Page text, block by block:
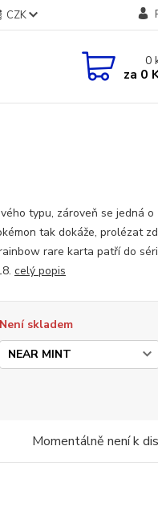
CZK
0
za 0
typu, zároveň se jedná o
tak dokáže, prolézat
rare karta patří do
celý popis
Není skladem
Momentálně není k